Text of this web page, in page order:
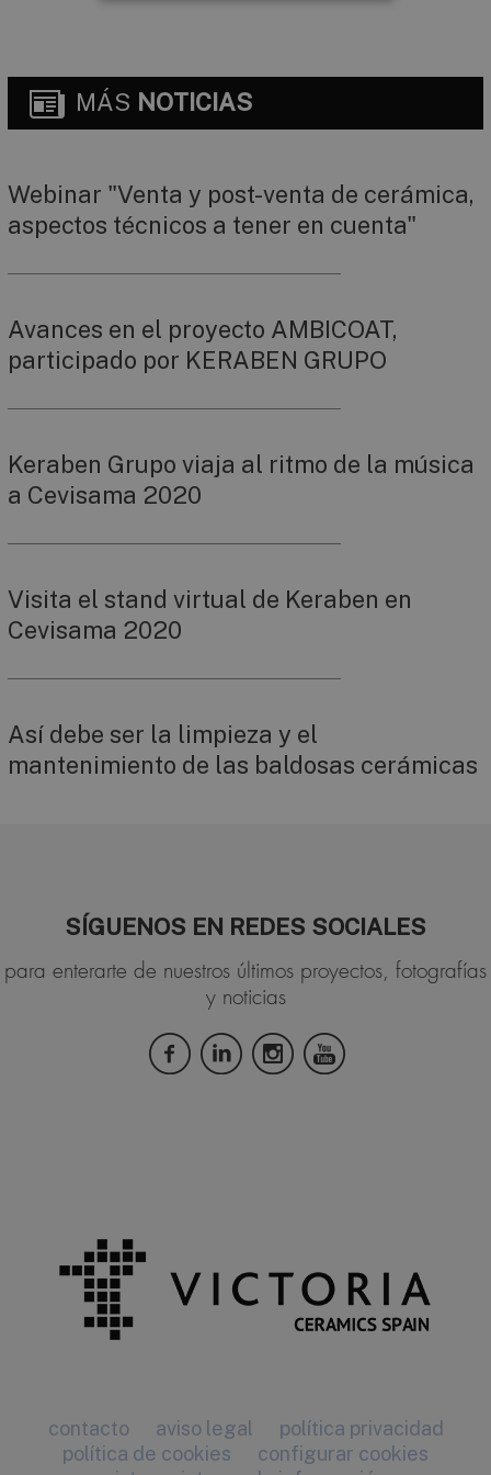
MÁS NOTICIAS
Webinar "Venta y post-venta de cerámica,
aspectos técnicos a tener en cuenta"
Avances en el proyecto AMBICOAT,
participado por KERABEN GRUPO
Keraben Grupo viaja al ritmo de la música
a Cevisama 2020
Visita el stand virtual de Keraben en
Cevisama 2020
Así debe ser la limpieza y el
mantenimiento de las baldosas cerámicas
SÍGUENOS EN REDES SOCIALES
para enterarte de nuestros últimos proyectos, fotografías
y noticias
contacto aviso legal
política privacidad
política de cookies
configurar cookies